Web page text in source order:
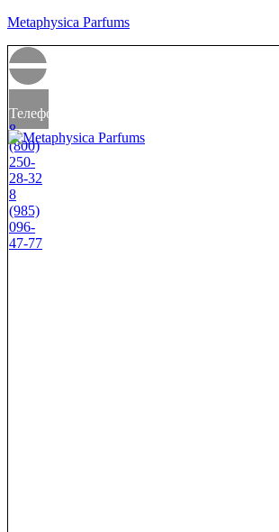
Metaphysica Parfums
Телефоны
8
(800)
250-
28-32
8
(985)
096-
47-77